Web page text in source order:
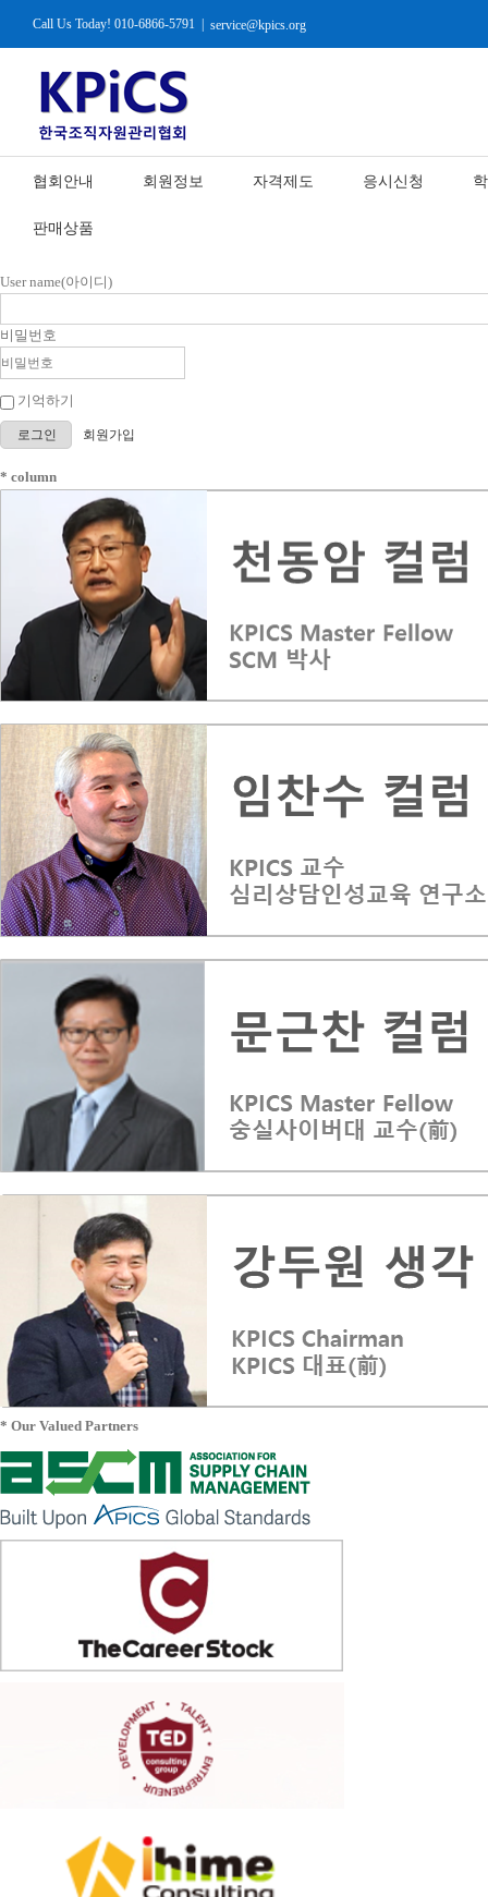
Call Us Today! 010-6866-5791 | service@kpics.org
협회안내 회원정보 자격제도 응시신청
판매상품
User name(아이디)
비밀번호
기억하기
로그인 회원가입
* column
* Our Valued Partners